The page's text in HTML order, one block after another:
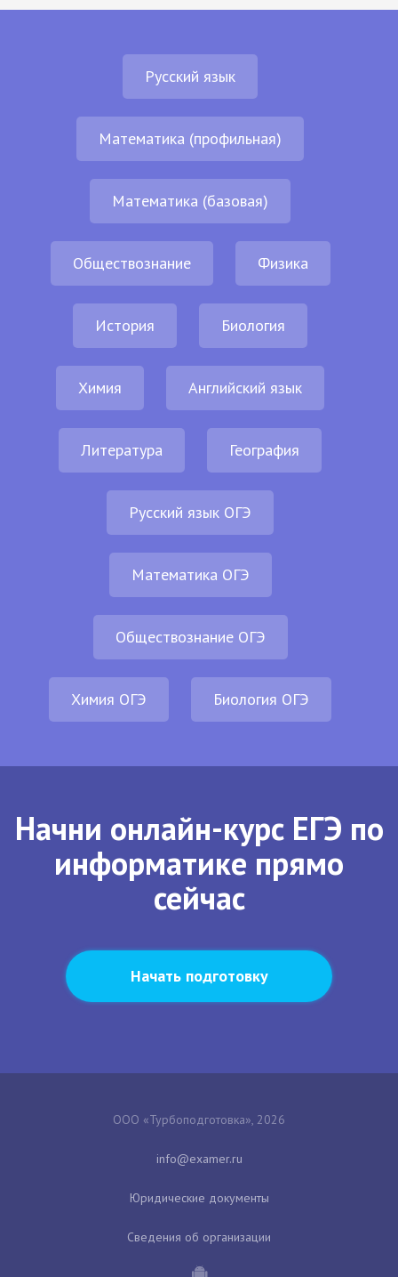
Русский язык
Математика (профильная)
Математика (базовая)
Обществознание Физика
История Биология
Химия Английский язык
Литература География
Русский язык ОГЭ
Математика ОГЭ
Обществознание ОГЭ
Химия ОГЭ Биология ОГЭ
Начни онлайн-курс ЕГЭ по
информатике прямо
сейчас
Начать подготовку
ООО «Турбоподготовка», 2026
Юридические документы
Сведения об организации